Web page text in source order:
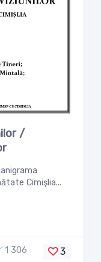
/
Cimişlia...
1 306 3